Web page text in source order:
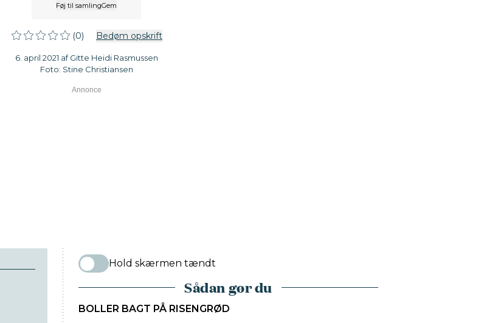
Føj til samlingGem
(0) Bedøm opskrift
6. april 2021 af Gitte Heidi Rasmussen
Foto: Stine Christiansen
Hold skærmen tændt
Sådan gør du
BOLLER BAGT PÅ RISENGRØD